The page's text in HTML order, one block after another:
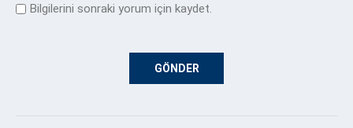
Bilgilerini sonraki yorum için kaydet.